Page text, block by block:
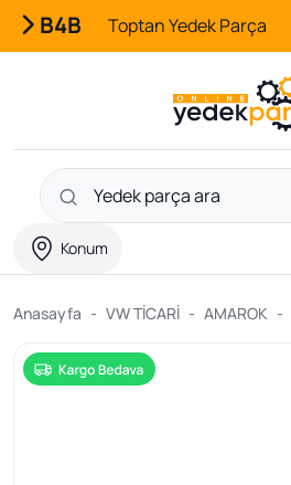
B4B Toptan Yedek Parça
Konum
Anasayfa VW TİCARİ AMAROK